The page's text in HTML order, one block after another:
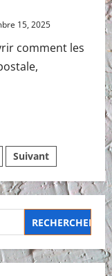
15, 2025
comment les
Suivant